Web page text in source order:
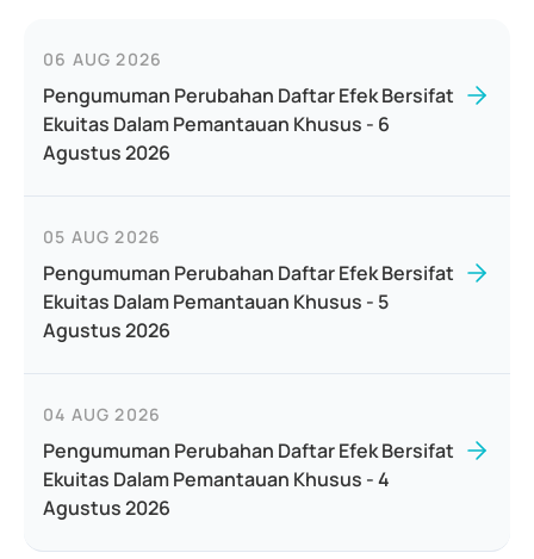
06 AUG 2026
Pengumuman Perubahan Daftar Efek Bersifat
Ekuitas Dalam Pemantauan Khusus - 6
Agustus 2026
05 AUG 2026
Pengumuman Perubahan Daftar Efek Bersifat
Ekuitas Dalam Pemantauan Khusus - 5
Agustus 2026
04 AUG 2026
Pengumuman Perubahan Daftar Efek Bersifat
Ekuitas Dalam Pemantauan Khusus - 4
Agustus 2026